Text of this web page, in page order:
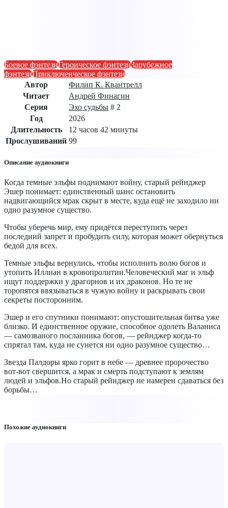
Боевое фэнтезиГероическое фэнтезиЗарубежное
фэнтезиПриключенческое фэнтези
Автор
Филип К. Квантрелл
Читает
Андрей Финагин
Серия
Эхо судьбы # 2
Год
2026
Длительность
12 часов 42 минуты
Прослушиваний 99
Описание аудиокниги
Когда темные эльфы поднимают войну, старый рейнджер
Эшер понимает: единственный шанс остановить
надвигающийся мрак скрыт в месте, куда ещё не заходило ни
одно разумное существо.
Чтобы уберечь мир, ему придётся переступить через
последний запрет и пробудить силу, которая может обернуться
бедой для всех.
Темные эльфы вернулись, чтобы исполнить волю богов и
утопить Иллиан в кровопролитии.Человеческий маг и эльф
ищут поддержки у драгорнов и их драконов. Но те не
торопятся ввязываться в чужую войну и раскрывать свои
секреты посторонним.
Эшер и его спутники понимают: опустошительная битва уже
близко. И единственное оружие, способное одолеть Валаниса
— самозваного посланника богов, — рейнджер когда-то
спрятал там, куда не сунется ни одно разумное существо…
Звезда Палдоры ярко горит в небе — древнее пророчество
вот-вот свершится, а мрак и смерть подступают к землям
людей и эльфов.Но старый рейнджер не намерен сдаваться без
борьбы…
Похожие аудиокниги